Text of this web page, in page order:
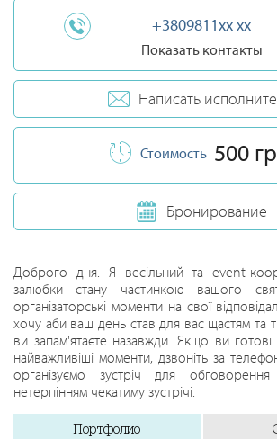
+3809811xx xx
Показать контакты
Написать
Стоимость 500
Бронирование
Доброго дня. Я весільний та event-
залюбки стану частинкою вашого
організаторські моменти на свої
хочу аби ваш день став для вас щастям та
ви запам'ятаєте назавжди. Якщо ви
найважливіші моменти, дзвоніть за
організуємо зустріч для
нетерпінням чекатиму зустрічі.
Портфолио